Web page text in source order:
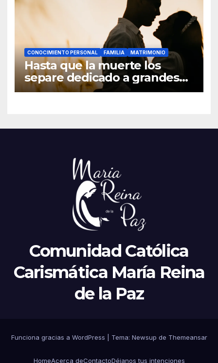
CONOCIMIENTO PERSONAL FAMILIA MATRIMONIO
Hasta que la muerte los
separe dedicado a grandes
hombres
Comunidad Católica
Carismática María Reina
de la Paz
Funciona gracias a WordPress Tema: Newsup de Themeansar
HomeAcerca deContactoDéjanos tus intenciones